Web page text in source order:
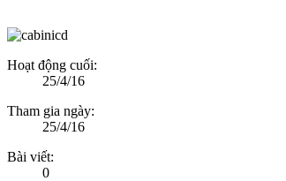
Hoạt động cuối:
25/4/16
Tham gia ngày:
25/4/16
Bài viết:
0